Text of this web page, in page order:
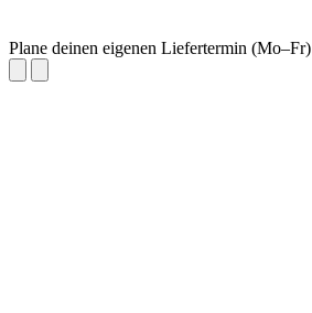
Plane deinen eigenen Liefertermin (Mo–Fr)